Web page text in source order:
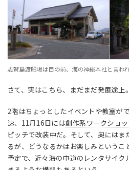
志賀島渡船場は目の前、海の神総本社と言わ
さて、実はこちら、まだまだ発展途上。
2階はちょっとしたイベントや教室が
速、11月16日には創作系ワークショ
ピッチで改装中だ。そして、奥には
るが、どうなるかはお楽しみという
予定で、近々海の中道のレンタサイ